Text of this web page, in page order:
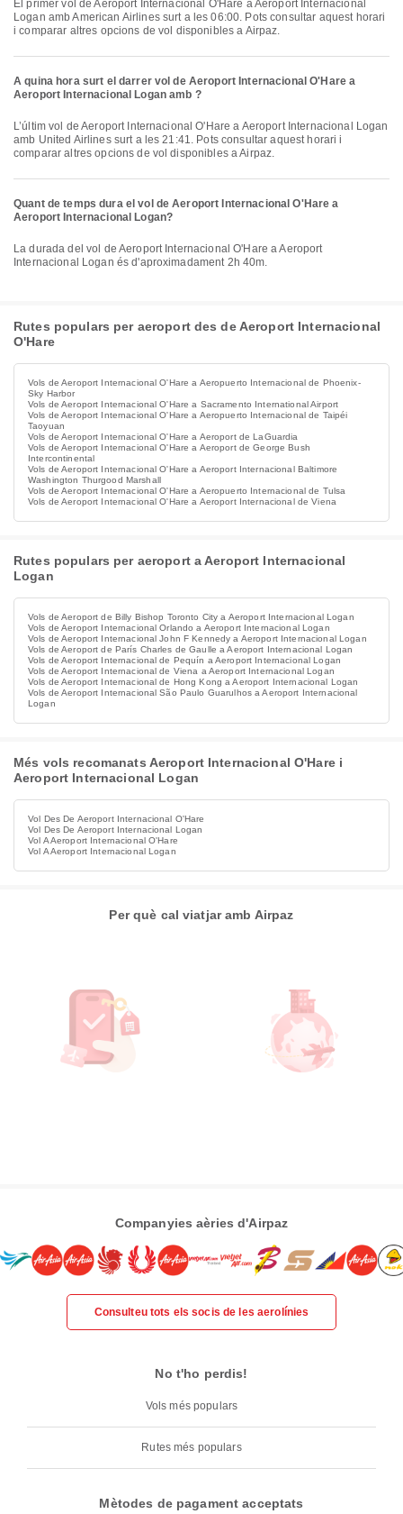
El primer vol de Aeroport Internacional O'Hare a Aeroport Internacional
Logan amb American Airlines surt a les 06:00. Pots consultar aquest horari
i comparar altres opcions de vol disponibles a Airpaz.
A quina hora surt el darrer vol de Aeroport Internacional O'Hare a
Aeroport Internacional Logan amb ?
L’últim vol de Aeroport Internacional O'Hare a Aeroport Internacional Logan
amb United Airlines surt a les 21:41. Pots consultar aquest horari i
comparar altres opcions de vol disponibles a Airpaz.
Quant de temps dura el vol de Aeroport Internacional O'Hare a
Aeroport Internacional Logan?
La durada del vol de Aeroport Internacional O'Hare a Aeroport
Internacional Logan és d'aproximadament 2h 40m.
Rutes populars per aeroport des de Aeroport Internacional
O'Hare
Vols de Aeroport Internacional O'Hare a Aeropuerto Internacional de Phoenix-
Sky Harbor
Vols de Aeroport Internacional O'Hare a Sacramento International Airport
Vols de Aeroport Internacional O'Hare a Aeropuerto Internacional de Taipéi
Taoyuan
Vols de Aeroport Internacional O'Hare a Aeroport de LaGuardia
Vols de Aeroport Internacional O'Hare a Aeroport de George Bush
Intercontinental
Vols de Aeroport Internacional O'Hare a Aeroport Internacional Baltimore
Washington Thurgood Marshall
Vols de Aeroport Internacional O'Hare a Aeropuerto Internacional de Tulsa
Vols de Aeroport Internacional O'Hare a Aeroport Internacional de Viena
Rutes populars per aeroport a Aeroport Internacional
Logan
Vols de Aeroport de Billy Bishop Toronto City a Aeroport Internacional Logan
Vols de Aeroport Internacional Orlando a Aeroport Internacional Logan
Vols de Aeroport Internacional John F Kennedy a Aeroport Internacional Logan
Vols de Aeroport de París Charles de Gaulle a Aeroport Internacional Logan
Vols de Aeroport Internacional de Pequín a Aeroport Internacional Logan
Vols de Aeroport Internacional de Viena a Aeroport Internacional Logan
Vols de Aeroport Internacional de Hong Kong a Aeroport Internacional Logan
Vols de Aeroport Internacional São Paulo Guarulhos a Aeroport Internacional
Logan
Més vols recomanats Aeroport Internacional O'Hare i
Aeroport Internacional Logan
Vol Des De Aeroport Internacional O'Hare
Vol Des De Aeroport Internacional Logan
Vol A Aeroport Internacional O'Hare
Vol A Aeroport Internacional Logan
Per què cal viatjar amb Airpaz
Companyies aèries d'Airpaz
Consulteu tots els socis de les aerolínies
No t'ho perdis!
Vols més populars
Rutes més populars
Mètodes de pagament acceptats